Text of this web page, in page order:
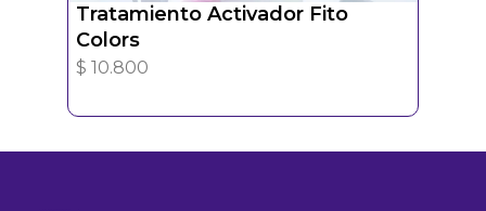
Tratamiento Activador Fito
Colors
$ 10.800